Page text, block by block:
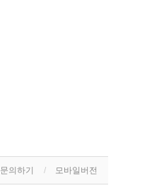
문의하기 모바일버전